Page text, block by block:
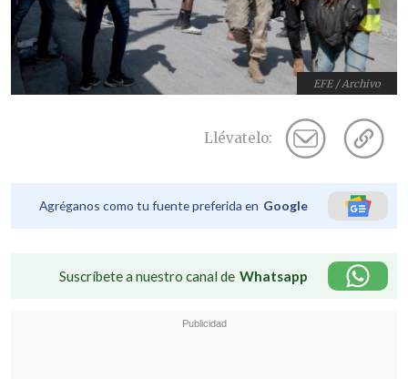
EFE / Archivo
Llévatelo:
Agréganos como tu fuente preferida en Google
Suscríbete a nuestro canal de Whatsapp